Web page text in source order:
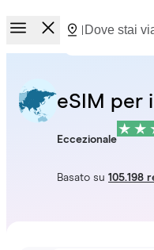
eSIM per
Eccezionale
Basato su105.198